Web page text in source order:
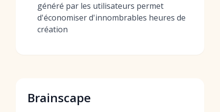
généré par les utilisateurs permet
d'économiser d'innombrables heures de
création
Brainscape